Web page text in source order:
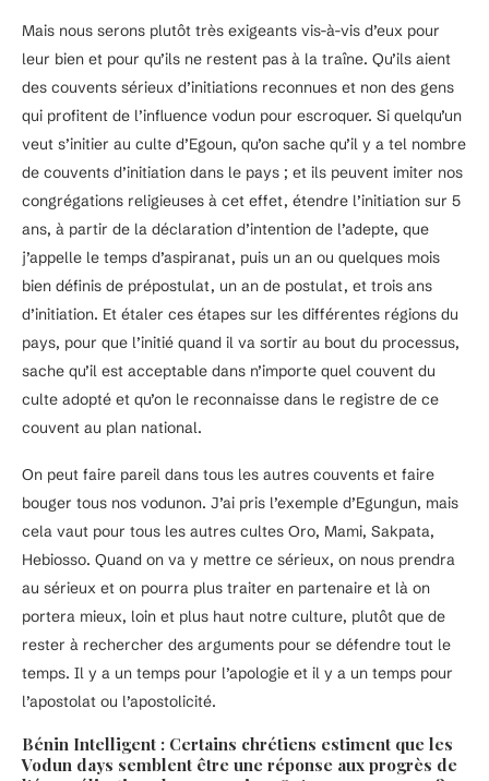
Mais nous serons plutôt très exigeants vis-à-vis d’eux pour
leur bien et pour qu’ils ne restent pas à la traîne. Qu’ils aient
des couvents sérieux d’initiations reconnues et non des gens
qui profitent de l’influence vodun pour escroquer. Si quelqu’un
veut s’initier au culte d’Egoun, qu’on sache qu’il y a tel nombre
de couvents d’initiation dans le pays ; et ils peuvent imiter nos
congrégations religieuses à cet effet, étendre l’initiation sur 5
ans, à partir de la déclaration d’intention de l’adepte, que
j’appelle le temps d’aspiranat, puis un an ou quelques mois
bien définis de prépostulat, un an de postulat, et trois ans
d’initiation. Et étaler ces étapes sur les différentes régions du
pays, pour que l’initié quand il va sortir au bout du processus,
sache qu’il est acceptable dans n’importe quel couvent du
culte adopté et qu’on le reconnaisse dans le registre de ce
couvent au plan national.
On peut faire pareil dans tous les autres couvents et faire
bouger tous nos vodunon. J’ai pris l’exemple d’Egungun, mais
cela vaut pour tous les autres cultes Oro, Mami, Sakpata,
Hebiosso. Quand on va y mettre ce sérieux, on nous prendra
au sérieux et on pourra plus traiter en partenaire et là on
portera mieux, loin et plus haut notre culture, plutôt que de
rester à rechercher des arguments pour se défendre tout le
temps. Il y a un temps pour l’apologie et il y a un temps pour
l’apostolat ou l’apostolicité.
Bénin Intelligent : Certains chrétiens estiment que les
Vodun days semblent être une réponse aux progrès de